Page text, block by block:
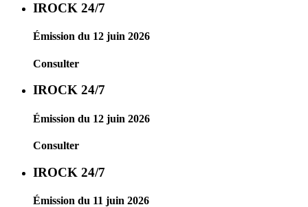
IROCK 24/7
Émission du 12 juin 2026
Consulter
IROCK 24/7
Émission du 12 juin 2026
Consulter
IROCK 24/7
Émission du 11 juin 2026